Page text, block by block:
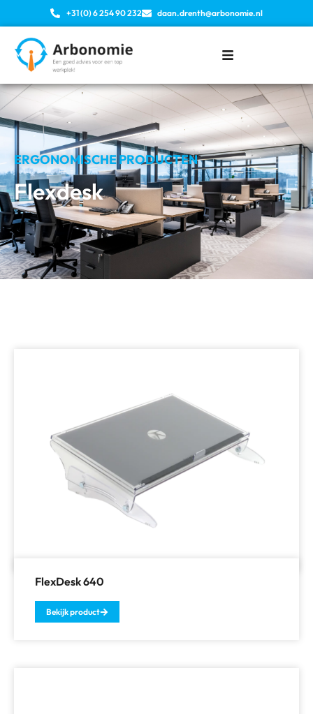
+31 (0) 6 254 90 232 daan.drenth@arbonomie.nl
ERGONOMISCHE PRODUCTEN
Flexdesk
FlexDesk 640
Bekijk product